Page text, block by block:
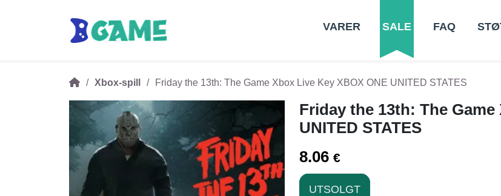
VARER SALE FAQ
Xbox-spill Friday the 13th: The Game Xbox Live Key XBOX ONE UNITED STATES
Friday the 13th: The
UNITED STATES
8.06 €
UTSOLGT